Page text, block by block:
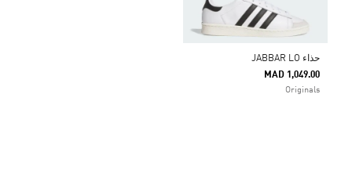
حذاء JABBAR LO
MAD 1,049.00
Originals